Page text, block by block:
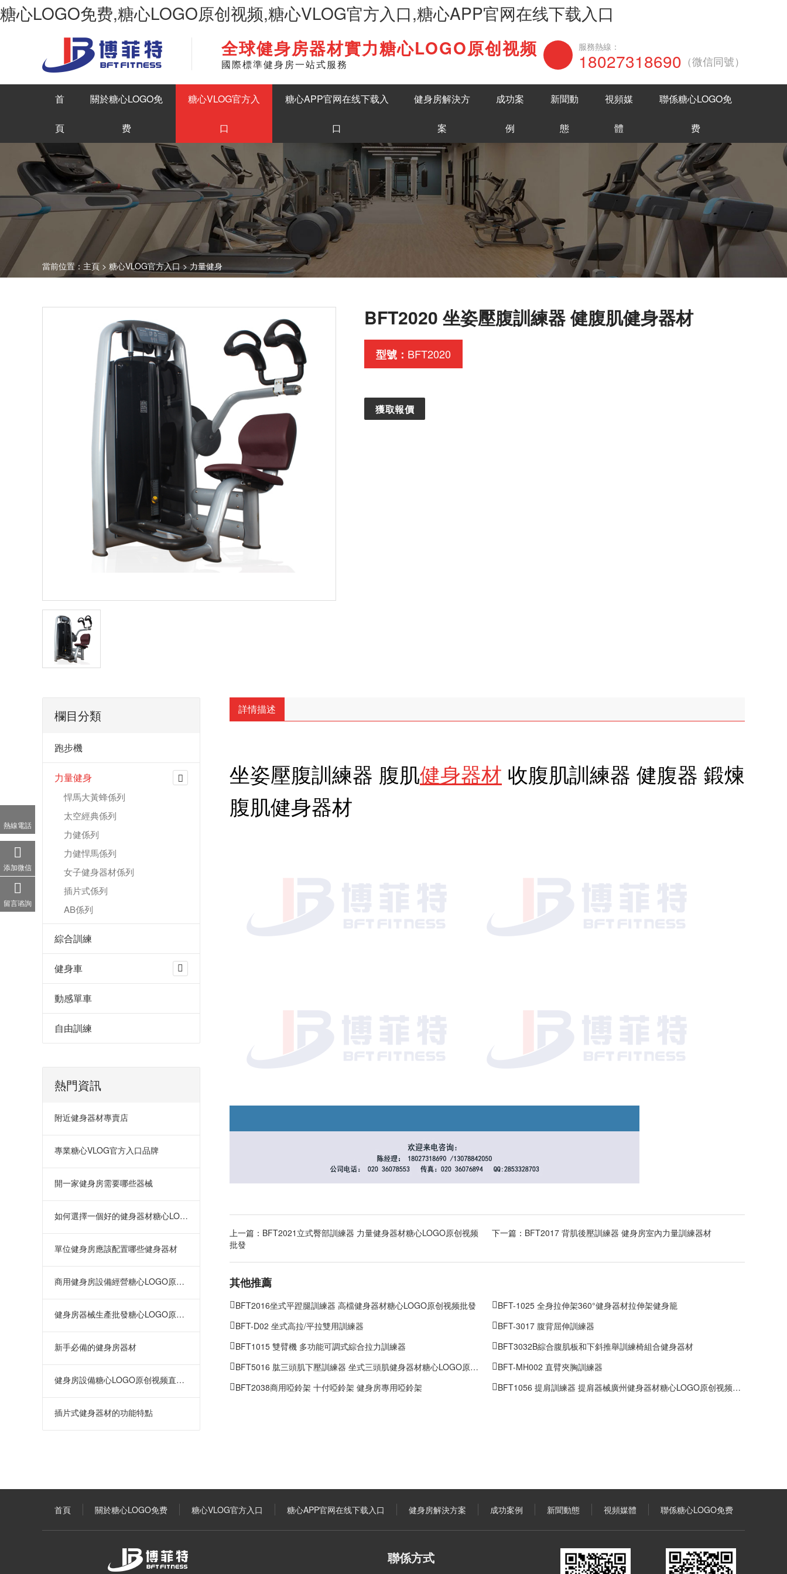
糖心LOGO免费,糖心LOGO原创视频,糖心VLOG官方入口,糖心APP官网在线下载入口
區最大商用健身房器材生產糖心LOGO原创视频 English 在線谘詢
全球健身房器材實力糖心LOGO原创视频
國際標準健身房一站式服務
服務熱線：
18027318690 （微信同號）
首
頁
關於糖心LOGO免
费
糖心VLOG官方入
口
糖心APP官网在线下载入
口
健身房解決方
案
成功案
例
新聞動
態
視頻媒
體
聯係糖心LOGO免
费
當前位置： 主頁 > 糖心VLOG官方入口> 力量健身
BFT2020 坐姿壓腹訓練器 健腹肌健身器材
型號： BFT2020
獲取報價
詳情描述
坐姿壓腹訓練器 腹肌健身器材 收腹肌訓練器 健腹器 鍛煉
腹肌健身器材
上一篇： BFT2021立式臀部訓練器 力量健身器材糖心LOGO原创视频
批發
下一篇： BFT2017 背肌後壓訓練器 健身房室內力量訓練器材
其他推薦
BFT2016坐式平蹬腿訓練器 高檔健身器材糖心LOGO原创视频批發
BFT-1025 全身拉伸架360°健身器材拉伸架健身籠
BFT-D02 坐式高拉/平拉雙用訓練器
BFT-3017 腹背屈伸訓練器
BFT1015 雙臂機 多功能可調式綜合拉力訓練器
BFT3032B綜合腹肌板和下斜推舉訓練椅組合健身器材
BFT5016 肱三頭肌下壓訓練器 坐式三頭肌健身器材糖心LOGO原创视频
BFT-MH002 直臂夾胸訓練器
BFT2038商用啞鈴架 十付啞鈴架 健身房專用啞鈴架
BFT1056 提肩訓練器 提肩器械廣州健身器材糖心LOGO原创视频批發
欄目分類
跑步機
力量健身
悍馬大黃蜂係列
太空經典係列
力健係列
力健悍馬係列
女子健身器材係列
插片式係列
AB係列
綜合訓練
健身車
動感單車
自由訓練
熱門資訊
附近健身器材專賣店
專業糖心VLOG官方入口品牌
開一家健身房需要哪些器械
如何選擇一個好的健身器材糖心LOGO原创视频
單位健身房應該配置哪些健身器材
商用健身房設備經營糖心LOGO原创视频
健身房器械生產批發糖心LOGO原创视频在哪裏
新手必備的健身房器材
健身房設備糖心LOGO原创视频直銷 批發價格優惠
插片式健身器材的功能特點
首頁 關於糖心LOGO免费 糖心VLOG官方入口 糖心APP官网在线下载入口 健身房解決方案 成功案例 新聞動態 視頻媒體 聯係糖心LOGO免费
聯係方式
熱線電話
添加微信
留言谘詢